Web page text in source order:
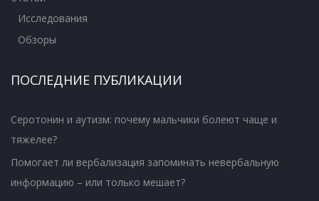
Исследования
Обзоры
ПОСЛЕДНИЕ ПУБЛИКАЦИИ
Серотонин и аутизм: почему мальчики болеют чаще и
тяжелее?
Помогает ли вербализация запоминать невербальную
информацию – или только мешает?